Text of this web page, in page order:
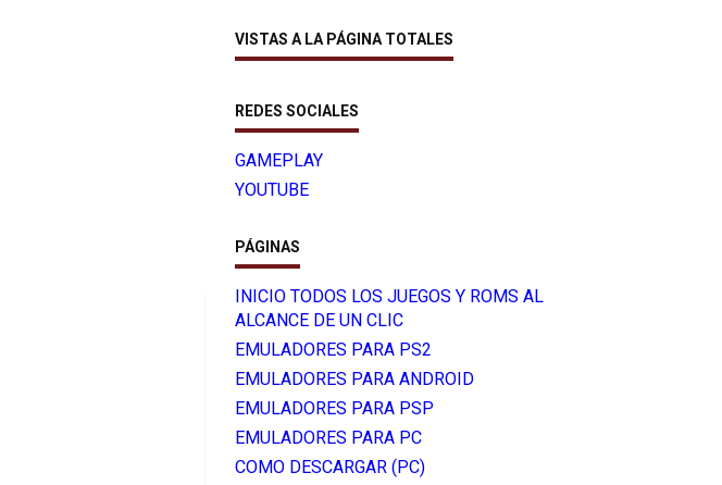
VISTAS A LA PÁGINA TOTALES
REDES SOCIALES
GAMEPLAY
YOUTUBE
PÁGINAS
INICIO TODOS LOS JUEGOS Y ROMS AL
ALCANCE DE UN CLIC
EMULADORES PARA PS2
EMULADORES PARA ANDROID
EMULADORES PARA PSP
EMULADORES PARA PC
COMO DESCARGAR (PC)